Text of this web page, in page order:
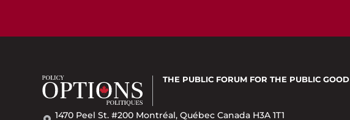
THE PUBLIC FORUM FOR THE PUBLIC GOOD
1470 Peel St. #200 Montréal, Québec Canada H3A 1T1